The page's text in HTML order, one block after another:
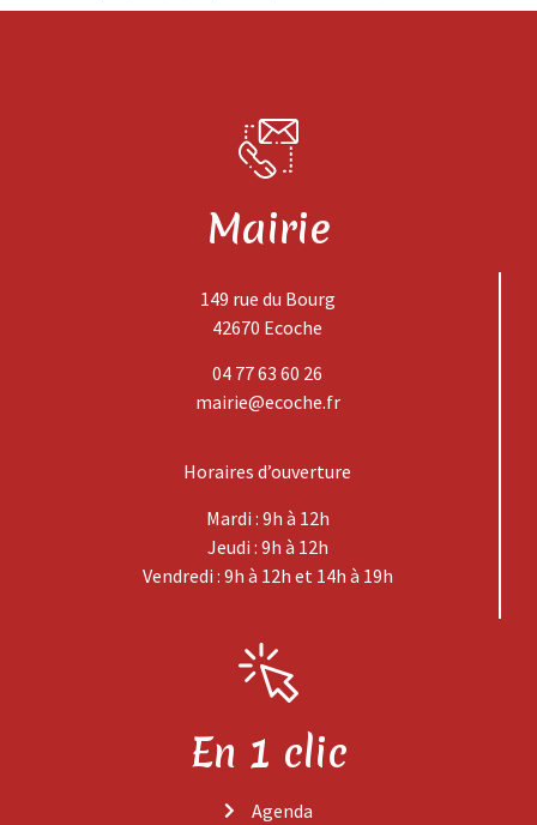
Mairie
149 rue du Bourg
42670 Ecoche
04 77 63 60 26
mairie@ecoche.fr
Horaires d’ouverture
Mardi : 9h à 12h
Jeudi : 9h à 12h
Vendredi : 9h à 12h et 14h à 19h
En 1 clic
Agenda